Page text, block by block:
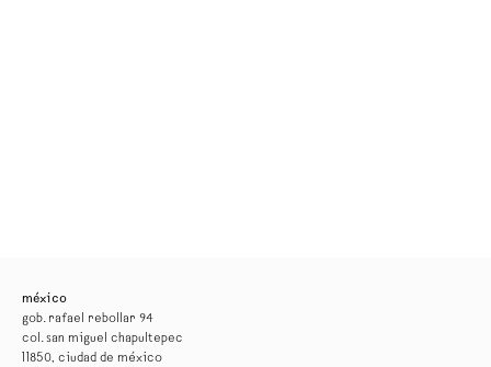
méxico
gob. rafael rebollar 94
col. san miguel chapultepec
11850, ciudad de méxico